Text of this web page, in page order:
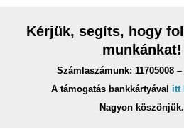
Kérjük, segíts, hogy
munkánkat!
Számlaszámunk: 11705008 –
A támogatás bankkártyával itt
Nagyon köszönjük.